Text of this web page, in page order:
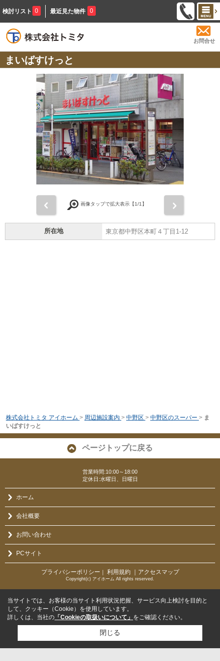
検討リスト 0 最近見た物件 0
お問合せ
まいばすけっと
画像タップで拡大表示【1/1】
所在地 東京都中野区本町４丁目1-12
株式会社トミタ アイホーム > 周辺施設案内 > 中野区 > 中野区のスーパー > ま
いばすけっと
ページトップに戻る
営業時間:10:00～18:00
定休日:水曜日、日曜日
ホーム
会社概要
お問い合わせ
PCサイト
プライバシーポリシー ｜ 利用規約 ｜アクセスマップ
Copyright(c) アイホーム All rights reserved.
当サイトでは、お客様の当サイト利用状況把握、サービス向上検討を目的と
して、クッキー（Cookie）を使用しています。
詳しくは、当社の 「Cookieの取扱いについて」 をご確認ください。
閉じる